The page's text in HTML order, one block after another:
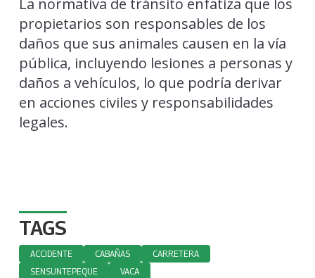
La normativa de tránsito enfatiza que los
propietarios son responsables de los
daños que sus animales causen en la vía
pública, incluyendo lesiones a personas y
daños a vehículos, lo que podría derivar
en acciones civiles y responsabilidades
legales.
TAGS
ACCIDENTE CABAÑAS
CARRETERA
SENSUNTEPEQUE
VACA